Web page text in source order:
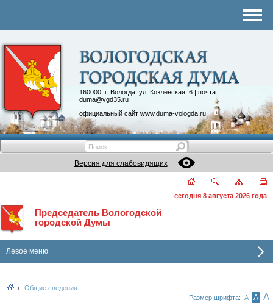
160000, г. Вологда, ул. Козленская, 6 | почта:
duma@vgd35.ru
официальный сайт www.duma-vologda.ru
Депутаты
Комитеты
График приема
Контакты
Депутатские объединения
Версия для слабовидящих
сегодня 8 августа 2026 года
Председатель Вологодской
городской Думы
Левое меню
Общие сведения
Размер шрифта: А А А